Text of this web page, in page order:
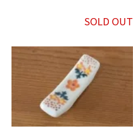
SOLD OUT